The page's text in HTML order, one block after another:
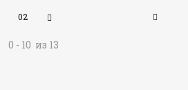
02
0 - 10 из 13